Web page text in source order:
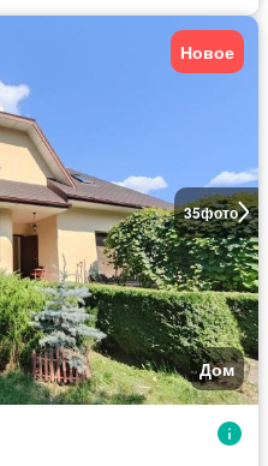
35фото
Новое
Дом